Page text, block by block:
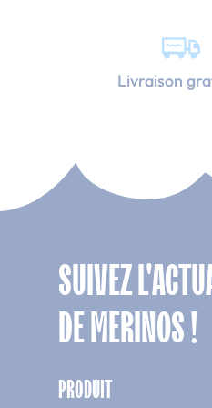
Livraison
SUIVEZ
DE MERINOS !
PRODUIT